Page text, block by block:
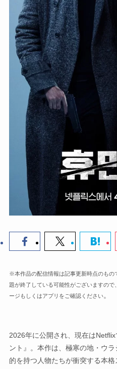
※本作品の配信情報は記事更新時点のもの
題が終了している可能性がございますの
ージもしくはアプリをご確認ください。
2026年に公開され、現在は
ント』。本作は、極寒の地・ウ
的を持つ人物たちが衝突する本格